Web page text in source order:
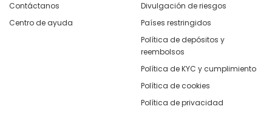
Contáctanos
Centro de ayuda
Divulgación de riesgos
Países restringidos
Política de depósitos y
reembolsos
Política de KYC y cumplimiento
Política de cookies
Política de privacidad